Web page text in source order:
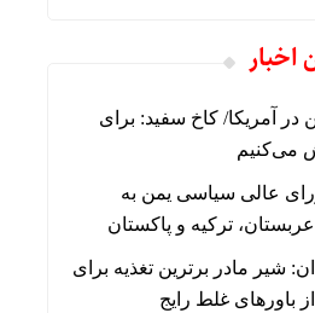
اخبار
در آمریکا/ کاخ سفید: برای
می‌کنیم
عالی سیاسی یمن به
ترکیه و پاکستان
شیر مادر برترین تغذیه برای
باورهای غلط رایج